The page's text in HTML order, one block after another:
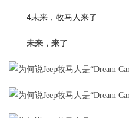
4未来，牧马人来了
未来，来了